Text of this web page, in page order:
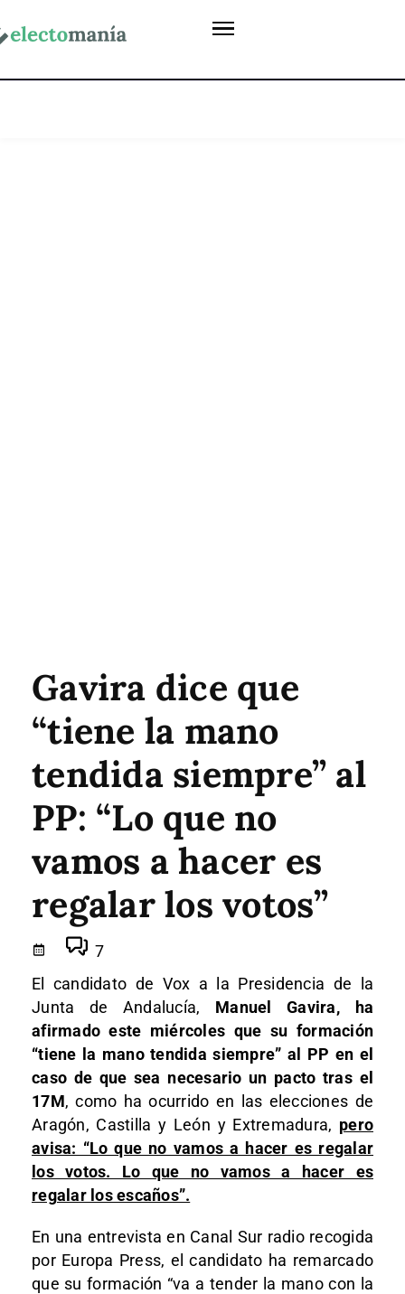
Gavira dice que
“tiene la mano
tendida siempre” al
PP: “Lo que no
vamos a hacer es
regalar los votos”
7
El candidato de Vox a la Presidencia de la
Junta de Andalucía, Manuel Gavira, ha
afirmado este miércoles que su formación
“tiene la mano tendida siempre” al PP en el
caso de que sea necesario un pacto tras el
17M, como ha ocurrido en las elecciones de
Aragón, Castilla y León y Extremadura, pero
avisa: “Lo que no vamos a hacer es regalar
los votos. Lo que no vamos a hacer es
regalar los escaños”.
En una entrevista en Canal Sur radio recogida
por Europa Press, el candidato ha remarcado
que su formación “va a tender la mano con la